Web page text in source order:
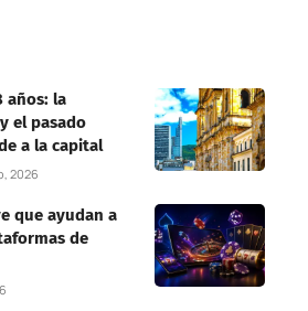
años: la
el pasado
a la capital
2026
que ayudan a
de